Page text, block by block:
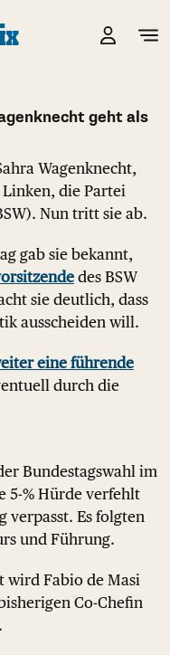
geht als
Wagenknecht,
die Partei
Nun tritt sie ab.
gab sie bekannt,
des BSW
sie deutlich, dass
ausscheiden will.
eine führende
durch die
Bundestagswahl im
5-% Hürde verfehlt
verpasst. Es folgten
und Führung.
wird Fabio de Masi
Co-Chefin